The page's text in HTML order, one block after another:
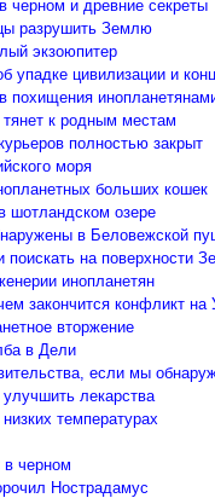
и древние секреты
разрушить Землю
экзоюпитер
упадке цивилизации и
похищения
к родным местам
полностью закрыт
моря
больших кошек
шотландском озере
в Беловежской
на поверхности
инопланетян
закончится конфликт на
вторжение
в Дели
если мы
лекарства
температурах
в черном
Нострадамус